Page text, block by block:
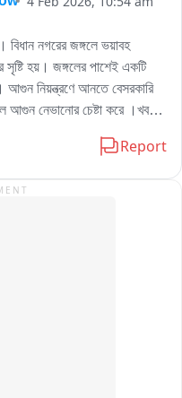
নগরের জঙ্গলে ভয়াবহ
সৃষ্টি হয়। জঙ্গলের পাশেই একটি
আগুন নিয়ন্ত্রণে আনতে বেসরকারি
আগুন নেভানোর চেষ্টা করে ।খবর
Report